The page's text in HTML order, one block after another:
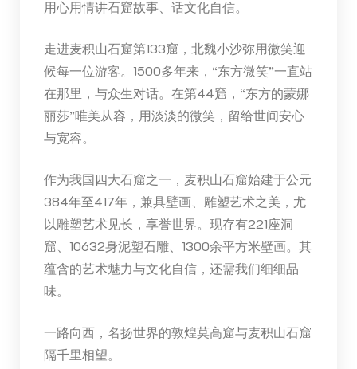
用心用情讲石窟故事、话文化自信。
走进麦积山石窟第133窟，北魏小沙弥用微笑迎
候每一位游客。1500多年来，“东方微笑”一直站
在那里，与众生对话。在第44窟，“东方的蒙娜
丽莎”唯美从容，用淡淡的微笑，留给世间安心
与宽容。
作为我国四大石窟之一，麦积山石窟始建于公元
384年至417年，兼具壁画、雕塑艺术之美，尤
以雕塑艺术见长，享誉世界。现存有221座洞
窟、10632身泥塑石雕、1300余平方米壁画。其
蕴含的艺术魅力与文化自信，还需我们细细品
味。
一路向西，名扬世界的敦煌莫高窟与麦积山石窟
隔千里相望。